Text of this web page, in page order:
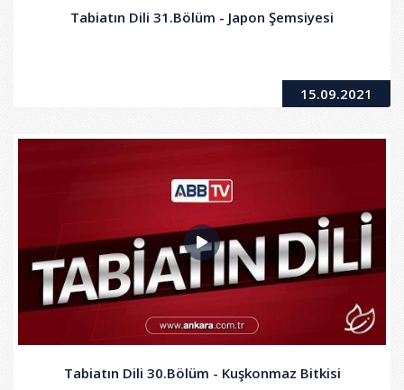
Tabiatın Dili 31.Bölüm - Japon Şemsiyesi
15.09.2021
Tabiatın Dili 30.Bölüm - Kuşkonmaz Bitkisi